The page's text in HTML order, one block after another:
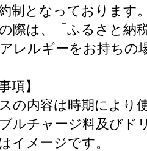
制となっております
際は、「ふるさと納
レルギーをお持ちの
項】
の内容は時期により
ルチャージ料及びド
イメージです。